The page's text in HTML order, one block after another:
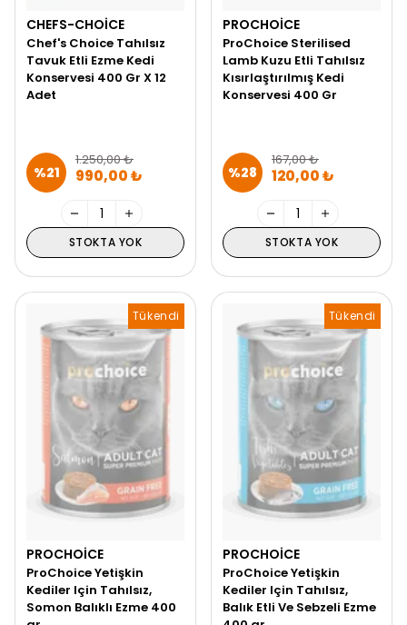
CHEFS-CHOICE
Chef's Choice Tahılsız
Tavuk Etli Ezme Kedi
Konservesi 400 Gr X 12
Adet
%21
1.250,00 ₺
990,00 ₺
STOKTA YOK
PROCHOICE
ProChoice Sterilised
Lamb Kuzu Etli Tahılsız
Kısırlaştırılmış Kedi
Konservesi 400 Gr
%28
167,00 ₺
120,00 ₺
STOKTA YOK
Tükendi
PROCHOICE
ProChoice Yetişkin
Kediler Için Tahılsız,
Somon Balıklı Ezme 400
Tükendi
PROCHOICE
ProChoice Yetişkin
Kediler Için Tahılsız,
Balık Etli Ve Sebzeli Ezme